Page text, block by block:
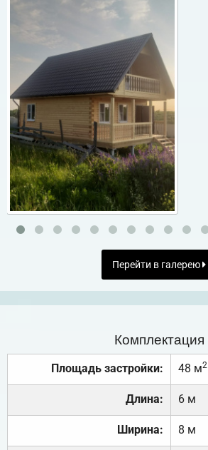
Перейти в галерею
Комплектация
Площадь застройки: 48 м2
Длина: 6 м
Ширина: 8 м